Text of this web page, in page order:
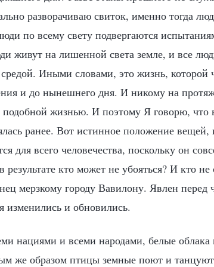
разворачиваю свиток, именно тогда
по всему свету подвергаются
живут на лишенной света земле, и все
Иными словами, это жизнь, которой
и до нынешнего дня. И никому на
подобной жизнью. И поэтому Я говорю, что
ранее. Вот истинное положение
для всего человечества, поскольку он
результате кто может не убояться? И кто не
мерзкому городу Вавилону. Явлен перед
изменились и обновились.
нациями и всеми народами, белые облака
же образом птицы земные поют и